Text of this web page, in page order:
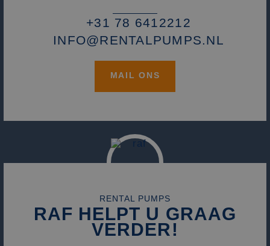
+31 78 6412212
INFO@RENTALPUMPS.NL
MAIL ONS
RENTAL PUMPS
RAF HELPT U GRAAG
VERDER!